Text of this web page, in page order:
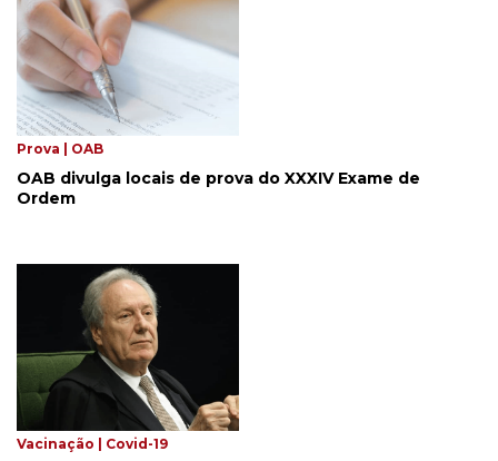
Prova | OAB
OAB divulga locais de prova do XXXIV Exame de
Ordem
Vacinação | Covid-19